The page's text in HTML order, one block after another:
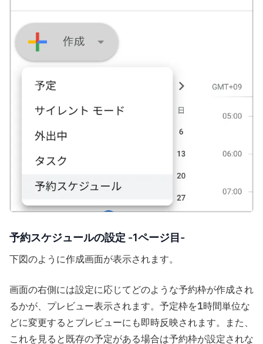
予約スケジュールの設定 -1ページ目-
下図のように作成画面が表示されます。
画面の右側には設定に応じてどのような予約枠が作成され
るかが、プレビュー表示されます。予定枠を1時間単位な
どに変更するとプレビューにも即時反映されます。また、
これを見ると既存の予定がある場合は予約枠が設定されな